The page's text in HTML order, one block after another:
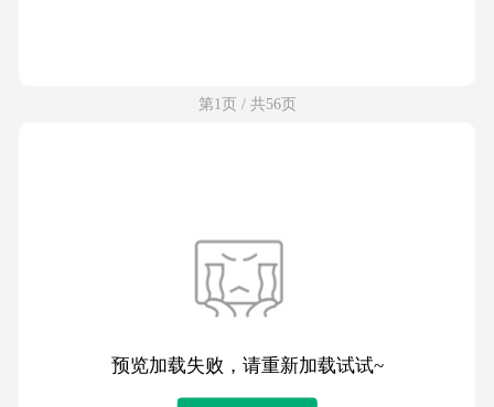
第1页 / 共56页
预览加载失败，请重新加载试试~